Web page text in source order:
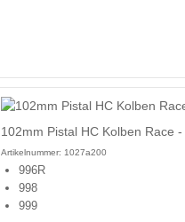
102mm Pistal HC Kolben Race
Artikelnummer: 1027a200
996R
998
999